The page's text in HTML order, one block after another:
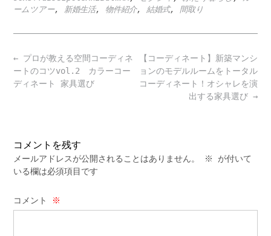
ームツアー, 新婚生活, 物件紹介, 結婚式, 間取り
Post
navigation
【コーディネート】新築マンシ
ョンのモデルルームをトータル
コーディネート！オシャレを演
出する家具選び →
← プロが教える空間コーディネ
ートのコツvol.2 カラーコー
ディネート 家具選び
コメントを残す
メールアドレスが公開されることはありません。 ※
が付いて
いる欄は必須項目です
コメント ※